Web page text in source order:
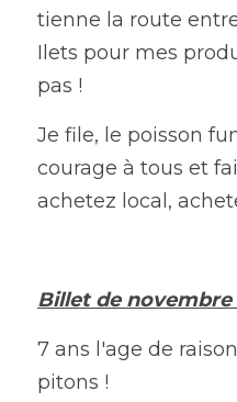
tienne la route
Ilets pour mes
pas !
Je file, le poisson
courage à tous et
achetez local,
Billet de novembre
7 ans l'age de
pitons !